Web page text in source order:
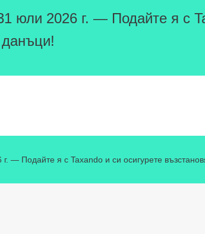
юли 2026 г. — Подайте я с
— Подайте я с Taxando и си осигурете